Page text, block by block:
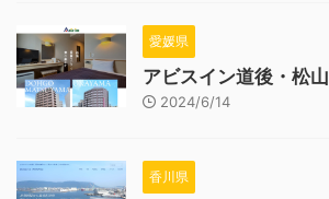
愛媛県
アビスイン道後・松山
2024/6/14
香川県